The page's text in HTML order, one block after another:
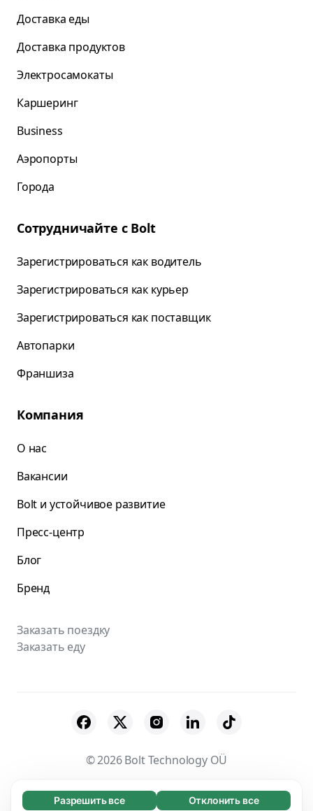
Разрешить все Отклонить все
Доставка еды
Доставка продуктов
Электросамокаты
Каршеринг
Business
Аэропорты
Города
Сотрудничайте с Bolt
Зарегистрироваться как водитель
Зарегистрироваться как курьер
Зарегистрироваться как поставщик
Автопарки
Франшиза
Компания
О нас
Вакансии
Bolt и устойчивое развитие
Пресс-центр
Блог
Бренд
Заказать поездку
Заказать еду
© 2026 Bolt Technology OÜ
Поставщики Пользовательское соглашение